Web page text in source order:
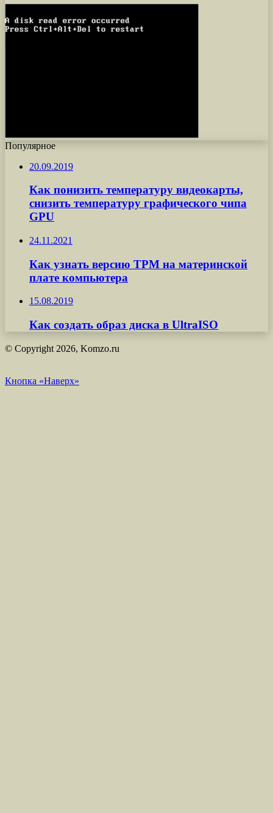
Популярное
20.09.2019
Как понизить температуру видеокарты,
снизить температуру графического чипа
GPU
24.11.2021
Как узнать версию TPM на материнской
плате компьютера
15.08.2019
Как создать образ диска в UltraISO
© Copyright 2026, Komzo.ru
Кнопка «Наверх»